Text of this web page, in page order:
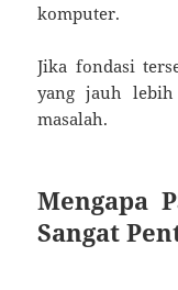
komputer.
Jika fondasi
yang jauh
masalah.
Mengapa
Sangat